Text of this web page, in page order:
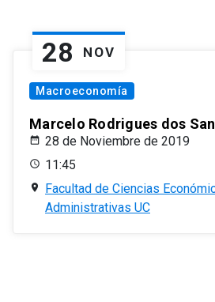
28 NOV
Macroeconomía
Marcelo Rodrigues dos
28 de Noviembre de 2019
11:45
Facultad de Ciencias
Administrativas UC